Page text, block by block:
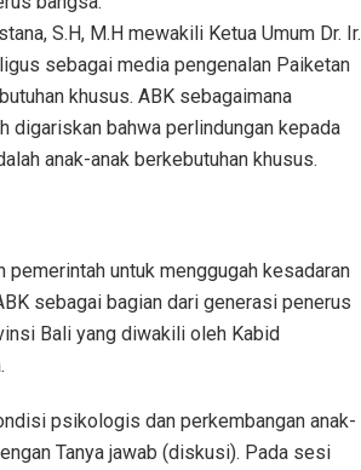
S.H, M.H mewakili Ketua Umum Dr. Ir.
sebagai media pengenalan Paiketan
khusus. ABK sebagaimana
digariskan bahwa perlindungan kepada
anak-anak berkebutuhan khusus.
pemerintah untuk menggugah kesadaran
sebagai bagian dari generasi penerus
Bali yang diwakili oleh Kabid
psikologis dan perkembangan anak-
Tanya jawab (diskusi). Pada sesi